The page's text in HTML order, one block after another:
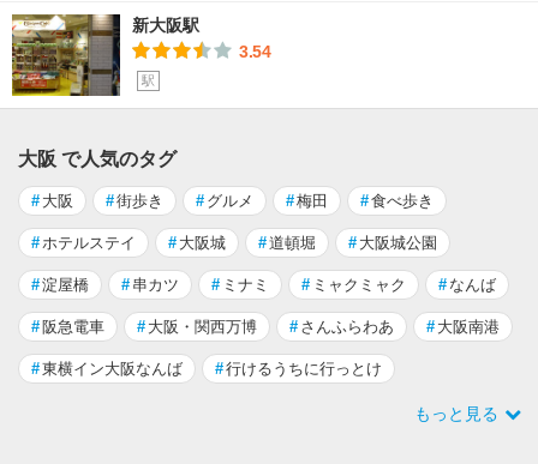
新大阪駅
3.54
駅
大阪 で人気のタグ
# 大阪 #街歩き # グルメ #梅田 #食べ歩き
# ホテルステイ # 大阪城 #道頓堀 # 大阪城公園
#淀屋橋 # 串カツ # ミナミ # ミャクミャク # なんば
#阪急電車 # 大阪・関西万博 # さんふらわあ # 大阪南港
#東横イン大阪なんば #行けるうちに行っとけ
もっと見る